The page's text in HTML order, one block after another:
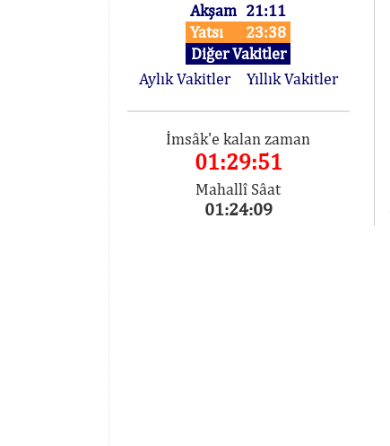
Akşam 21:11
Yatsı
23:38
Diğer Vakitler
Aylık Vakitler
Yıllık Vakitler
İmsâk'e kalan zaman
01:29:51
Mahallî Sâat
01:24:09